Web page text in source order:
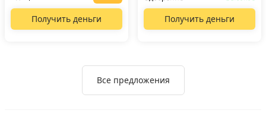
Получить деньги Получить деньги
Все предложения